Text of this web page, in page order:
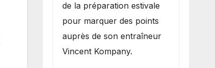
de la préparation estivale
pour marquer des points
auprès de son entraîneur
Vincent Kompany.